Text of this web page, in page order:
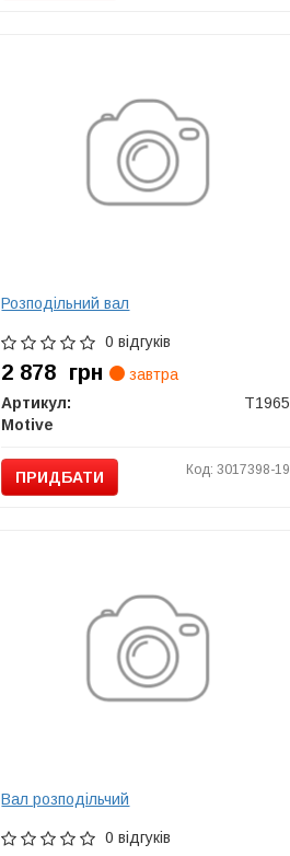
Розподільний вал
0 відгуків
2 878 грн
завтра
Артикул:
T1965
Motive
ПРИДБАТИ Код: 3017398-19
Вал розподільчий
0 відгуків